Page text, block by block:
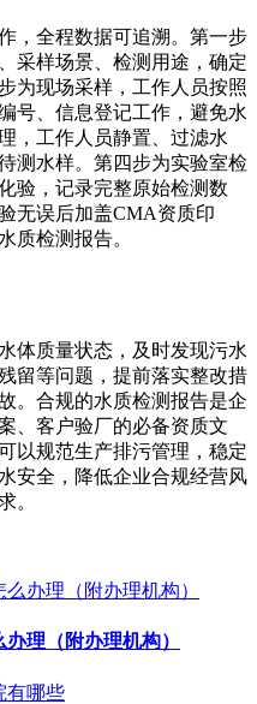
，全程数据可追溯。第一步
采样场景、检测用途，确定
为现场采样，工作人员按照
号、信息登记工作，避免水
，工作人员静置、过滤水
测水样。第四步为实验室检
验，记录完整原始检测数
无误后加盖CMA资质印
质检测报告。
体质量状态，及时发现污水
留等问题，提前落实整改措
。合规的水质检测报告是企
、客户验厂的必备资质文
以规范生产排污管理，稳定
安全，降低企业合规经营风
。
理（附办理机构）